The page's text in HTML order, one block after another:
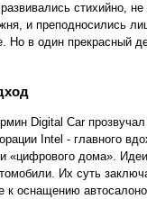
стихийно,
и преподносились
Но в один прекрасный
Digital Car прозвучал
Intel - главного
«цифрового дома».
Их суть
к оснащению